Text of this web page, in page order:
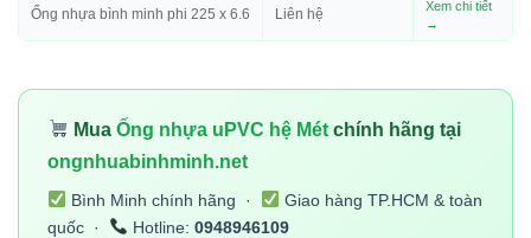
Ống nhựa bình minh phi 225 x 6.6 Liên hệ
Xem chi tiết
→
MuaỐng nhựa uPVC hệ Mét chính hãng tại
ongnhuabinhminh.net
Bình Minh chính hãng ·
Giao hàng TP.HCM & toàn
quốc ·
Hotline: 0948946109